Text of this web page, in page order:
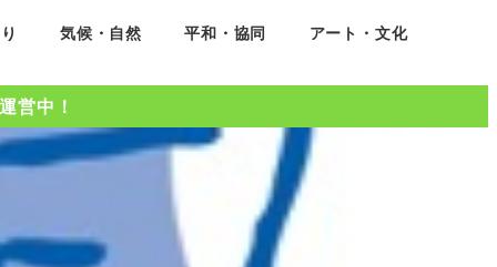
気候・自然 平和・協同 アート・文化
営中！